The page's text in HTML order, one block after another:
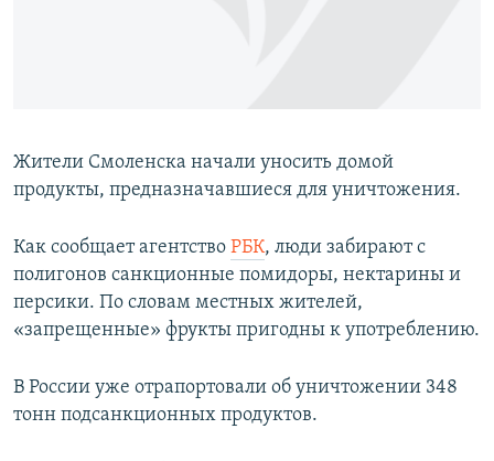
Все сайты RFE/RL
Жители Смоленска начали уносить домой
продукты, предназначавшиеся для уничтожения.
Как сообщает агентство РБК, люди забирают с
полигонов санкционные помидоры, нектарины и
персики. По словам местных жителей,
«запрещенные» фрукты пригодны к употреблению.
В России уже отрапортовали об уничтожении 348
тонн подсанкционных продуктов.